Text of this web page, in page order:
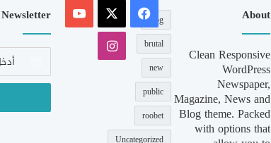
About
Clean Responsive
WordPress
Newspaper,
Magazine, News and
Blog theme. Packed
with options that
blog
brutal
new
public
roobet
Uncategorized
فيسبوك
‫X
‫YouTube
انستقرام
Newsletter
أدخل
الإلكتروني